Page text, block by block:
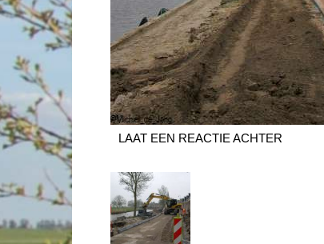
LAAT EEN REACTIE ACHTER